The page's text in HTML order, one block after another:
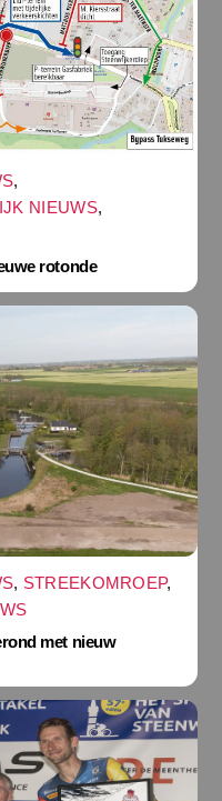
,
NIEUWS,
rotonde
, STREEKOMROEP,
met nieuw